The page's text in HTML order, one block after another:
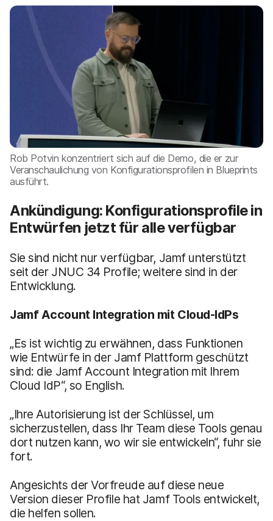
Rob Potvin konzentriert sich auf die Demo, die er zur
Veranschaulichung von Konfigurationsprofilen in Blueprints
ausführt.
Ankündigung: Konfigurationsprofile in
Entwürfen jetzt für alle verfügbar
Sie sind nicht nur verfügbar, Jamf unterstützt
seit der JNUC 34 Profile; weitere sind in der
Entwicklung.
Jamf Account Integration mit Cloud-IdPs
„Es ist wichtig zu erwähnen, dass Funktionen
wie Entwürfe in der Jamf Plattform geschützt
sind: die Jamf Account Integration mit Ihrem
Cloud IdP“, so English.
„Ihre Autorisierung ist der Schlüssel, um
sicherzustellen, dass Ihr Team diese Tools genau
dort nutzen kann, wo wir sie entwickeln“, fuhr sie
fort.
Angesichts der Vorfreude auf diese neue
Version dieser Profile hat Jamf Tools entwickelt,
die helfen sollen.